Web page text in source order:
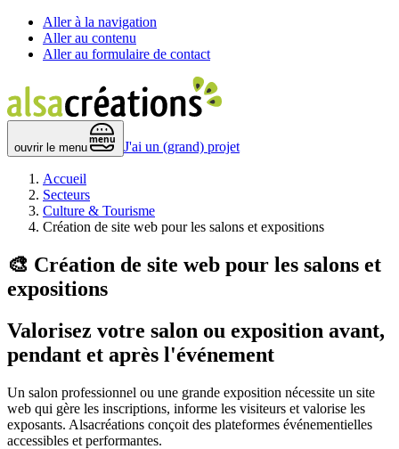
Aller à la navigation
Aller au contenu
Aller au formulaire de contact
ouvrir le menu
menu
J'ai un (grand) projet
Accueil
Secteurs
Culture & Tourisme
Création de site web pour les salons et expositions
🎨 Création de site web pour les salons et
expositions
Valorisez votre salon ou exposition avant,
pendant et après l'événement
Un salon professionnel ou une grande exposition nécessite un site
web qui gère les inscriptions, informe les visiteurs et valorise les
exposants. Alsacréations conçoit des plateformes événementielles
accessibles et performantes.